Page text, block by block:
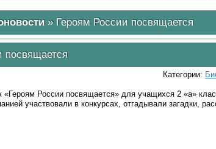
» Героям России посвящается
посвящается
Категории:
России посвящается» для учащихся 2 «а»
участвовали в конкурсах, отгадывали загадки,